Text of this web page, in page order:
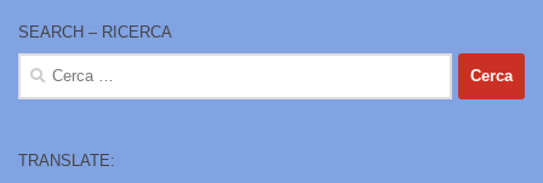
SEARCH – RICERCA
Ricerca
TRANSLATE: